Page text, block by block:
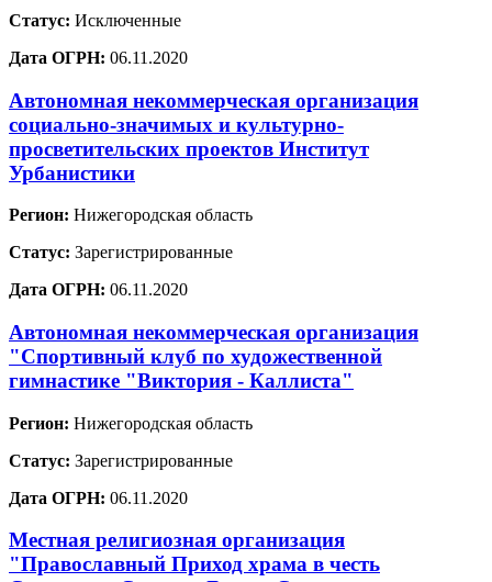
Статус: Исключенные
Дата ОГРН: 06.11.2020
Автономная некоммерческая организация
социально-значимых и культурно-
просветительских проектов Институт
Урбанистики
Регион: Нижегородская область
Статус: Зарегистрированные
Дата ОГРН: 06.11.2020
Автономная некоммерческая организация
"Спортивный клуб по художественной
гимнастике "Виктория - Каллиста"
Регион: Нижегородская область
Статус: Зарегистрированные
Дата ОГРН: 06.11.2020
Местная религиозная организация
"Православный Приход храма в честь